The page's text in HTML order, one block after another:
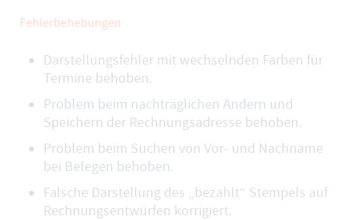
Fehlerbehebungen
Darstellungsfehler mit wechselnden Farben für
Termine behoben.
Problem beim nachträglichen Ändern und
Speichern der Rechnungsadresse behoben.
Problem beim Suchen von Vor- und Nachname
bei Belegen behoben.
Falsche Darstellung des „bezahlt“ Stempels auf
Rechnungsentwürfen korrigiert.